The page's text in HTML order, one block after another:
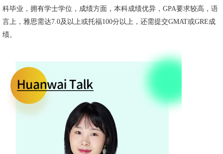
科毕业，拥有学士学位，成绩方面，本科成绩优异，GPA要求较高，语
言上，雅思需达7.0及以上或托福100分以上，还需提交GMAT或GRE成
绩。